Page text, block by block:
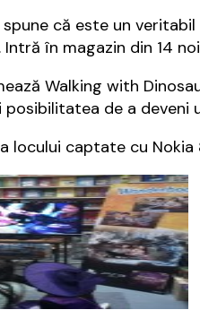
că este un
în magazin din 14
Walking with
de a deveni
locului captate cu Nokia